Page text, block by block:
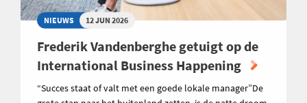
NIEUWS 12 JUN 2026
Frederik Vandenberghe getuigt op de
International Business Happening
“Succes staat of valt met een goede lokale manager”De